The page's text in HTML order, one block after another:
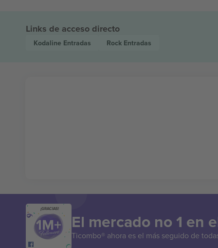
Links de acceso directo
Kodaline Entradas Rock Entradas
¡GRACIAS!
El mercado no 1 en
Ticombo® ahora es el más seguido de